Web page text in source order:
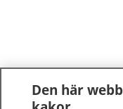
Den här